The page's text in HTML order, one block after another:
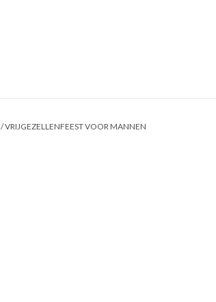
/VRIJGEZELLENFEEST VOOR MANNEN